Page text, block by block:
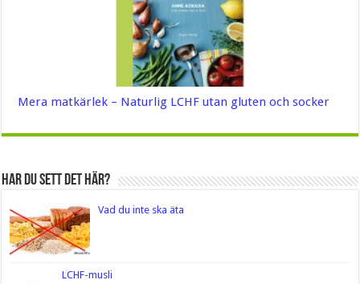
Mera matkärlek – Naturlig LCHF utan gluten och socker
Har du sett det här?
Vad du inte ska äta
LCHF-musli